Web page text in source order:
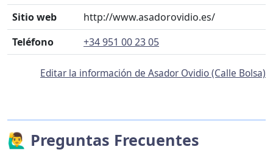
Sitio web
http://www.asadorovidio.es/
Teléfono
+34 951 00 23 05
Editar la información de Asador Ovidio (Calle Bolsa)
🙋‍♂️ Preguntas Frecuentes